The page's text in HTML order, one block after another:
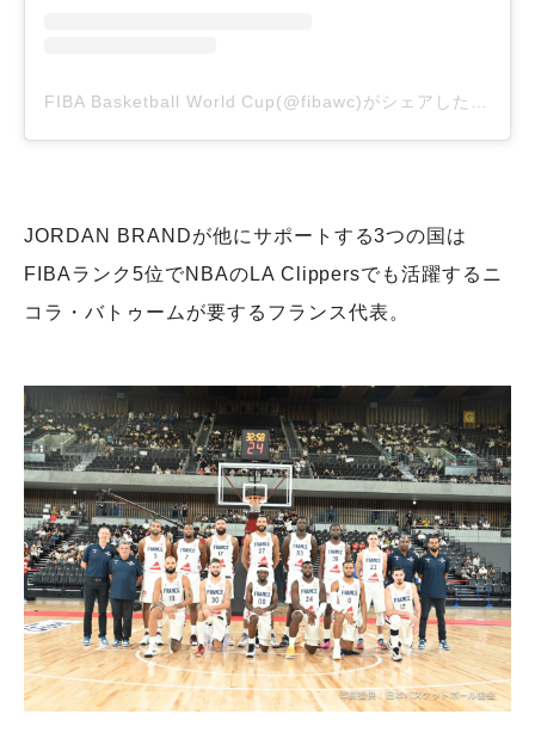
FIBA Basketball World Cup(@fibawc)がシェアした投稿
JORDAN BRANDが他にサポートする3つの国は
FIBAランク5位でNBAのLA Clippersでも活躍するニ
コラ・バトゥームが要するフランス代表。